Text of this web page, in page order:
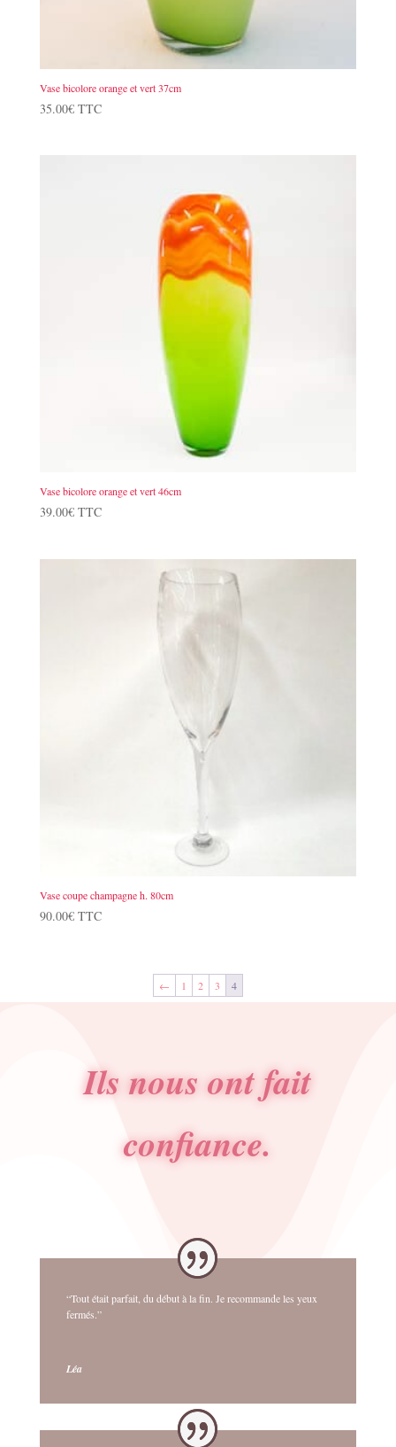
Vase bicolore orange et vert 37cm
35.00€ TTC
Vase bicolore orange et vert 46cm
39.00€ TTC
Vase coupe champagne h. 80cm
90.00€ TTC
← 1 2 3 4
Ils nous ont fait
confiance.
“Tout était parfait, du début à la fin. Je recommande les yeux
fermés.”
Léa